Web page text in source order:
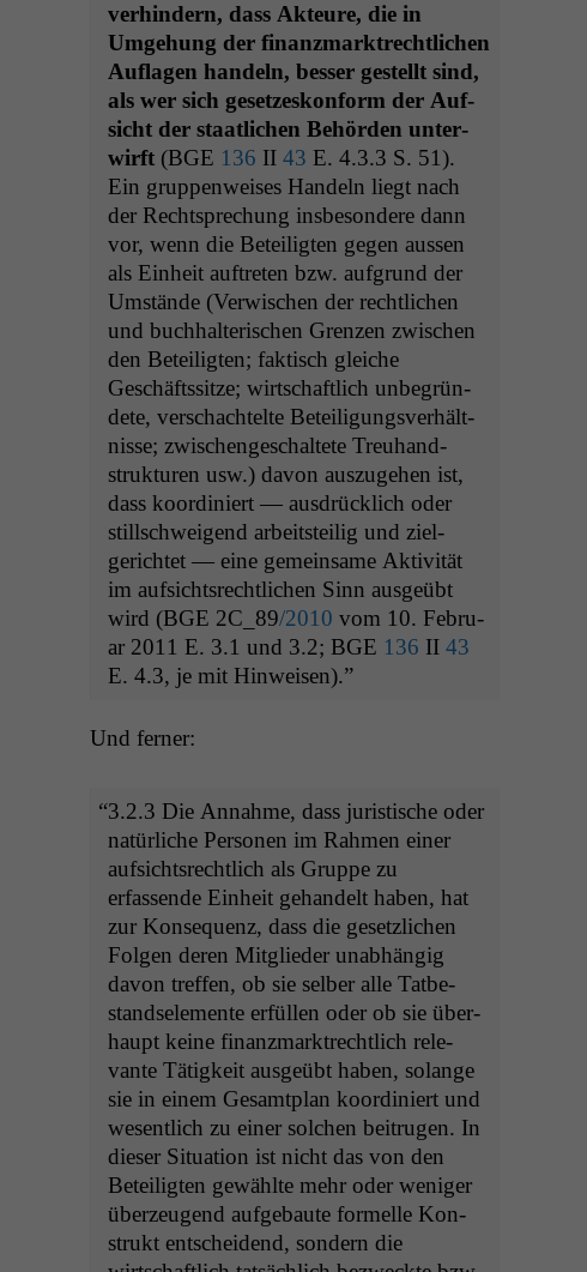
ver­hin­dern, dass Akteure, die in
Umge­hung der finanz­mark­trechtlichen
Aufla­gen han­deln, bess­er gestellt sind,
als wer sich geset­zeskon­form der Auf­
sicht der staatlichen Behör­den unter­
wirft(BGE 136 II43
Ein grup­pen­weis­es Han­deln liegt nach
der Recht­sprechung ins­beson­dere dann
vor, wenn die Beteiligten gegen aussen
als Ein­heit auftreten bzw. auf­grund der
Umstände (Ver­wis­chen der rechtlichen
und buch­hal­ter­ischen Gren­zen zwis­chen
den Beteiligten; fak­tisch gle­iche
Geschäftssitze; wirtschaftlich unbe­grün­
dete, ver­schachtelte Beteili­gungsver­hält­
nisse; zwis­chengeschal­tete Treuhand­
struk­turen usw.) davon auszuge­hen ist,
dass koor­diniert — aus­drück­lich oder
stillschweigend arbeit­steilig und ziel­
gerichtet — eine gemein­same Aktiv­ität
im auf­sicht­srechtlichen Sinn aus­geübt
wird (BGE 2C_89/2010 vom 10. Feb­ru­
ar 2011 E. 3.1 und 3.2; BGE 136 II43
E. 4.3, je mit Hinweisen).”
Und fern­er:
“3.2.3 Die Annahme, dass juris­tis­che oder
natür­liche Per­so­n­en im Rah­men ein­er
auf­sicht­srechtlich als Gruppe zu
erfassende Ein­heit gehan­delt haben, hat
zur Kon­se­quenz, dass die geset­zlichen
Fol­gen deren Mit­glieder unab­hängig
davon tre­f­fen, ob sie sel­ber alle Tatbe­
stand­se­le­mente erfüllen oder ob sie über­
haupt keine finanz­mark­trechtlich rel­e­
vante Tätigkeit aus­geübt haben, solange
sie in einem Gesamt­plan koor­diniert und
wesentlich zu ein­er solchen beitru­gen. In
dieser Sit­u­a­tion ist nicht das von den
Beteiligten gewählte mehr oder weniger
überzeu­gend aufge­baute formelle Kon­
strukt entschei­dend, son­dern die